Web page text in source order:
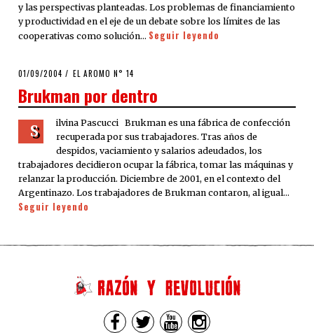
y las perspectivas planteadas. Los problemas de financiamiento
y productividad en el eje de un debate sobre los límites de las
cooperativas como solución… Seguir leyendo
POSTED
01/09/2004 21/03/2020
EL AROMO N° 14
Brukman por dentro
S
ilvina Pascucci Brukman es una fábrica de confección
recuperada por sus trabajadores. Tras años de
despidos, vaciamiento y salarios adeudados, los
trabajadores decidieron ocupar la fábrica, tomar las máquinas y
relanzar la producción. Diciembre de 2001, en el contexto del
Argentinazo. Los trabajadores de Brukman contaron, al igual…
Seguir leyendo